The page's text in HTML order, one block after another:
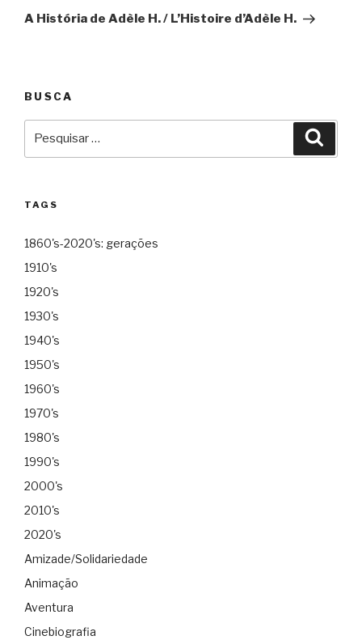
A História de Adèle H. / L’Histoire d’Adèle H.
BUSCA
TAGS
1860's-2020's: gerações
1910's
1920's
1930's
1940's
1950's
1960's
1970's
1980's
1990's
2000's
2010's
2020's
Amizade/Solidariedade
Animação
Aventura
Cinebiografia